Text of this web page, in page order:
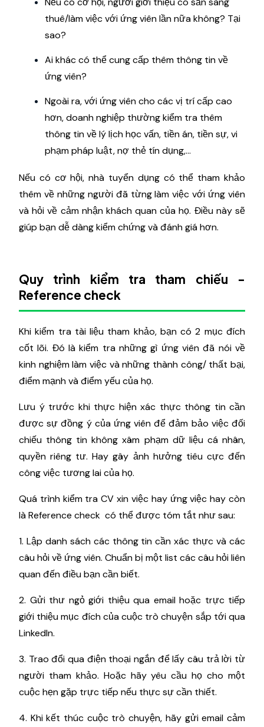
thuê/làm việc với ứng viên lần nữa không? Tại
sao?
Ai khác có thể cung cấp thêm thông tin về
ứng viên?
Ngoài ra, với ứng viên cho các vị trí cấp cao
hơn, doanh nghiệp thường kiểm tra thêm
thông tin về lý lịch học vấn, tiền án, tiền sự, vi
phạm pháp luật, nợ thẻ tín dụng,...
Nếu có cơ hội, nhà tuyển dụng có thể tham khảo
thêm về những người đã từng làm việc với ứng viên
và hỏi về cảm nhận khách quan của họ. Điều này sẽ
giúp bạn dễ dàng kiểm chứng và đánh giá hơn.
Quy trình kiểm tra tham chiếu -
Reference check
Khi kiểm tra tài liệu tham khảo, bạn có 2 mục đích
cốt lõi. Đó là kiểm tra những gì ứng viên đã nói về
kinh nghiệm làm việc và những thành công/ thất bại,
điểm mạnh và điểm yếu của họ.
Lưu ý trước khi thực hiện xác thực thông tin cần
được sự đồng ý của ứng viên để đảm bảo việc đối
chiếu thông tin không xâm phạm dữ liệu cá nhân,
quyền riêng tư. Hay gây ảnh hưởng tiêu cực đến
công việc tương lai của họ.
Quá trình kiểm tra CV xin việc hay ứng việc hay còn
là Reference check có thể được tóm tắt như sau:
1. Lập danh sách các thông tin cần xác thực và các
câu hỏi về ứng viên. Chuẩn bị một list các câu hỏi liên
quan đến điều bạn cần biết.
2. Gửi thư ngỏ giới thiệu qua email hoặc trực tiếp
giới thiệu mục đích của cuộc trò chuyện sắp tới qua
LinkedIn.
3. Trao đổi qua điện thoại ngắn để lấy câu trả lời từ
người tham khảo. Hoặc hãy yêu cầu họ cho một
cuộc hẹn gặp trực tiếp nếu thực sự cần thiết.
4. Khi kết thúc cuộc trò chuyện, hãy gửi email cảm